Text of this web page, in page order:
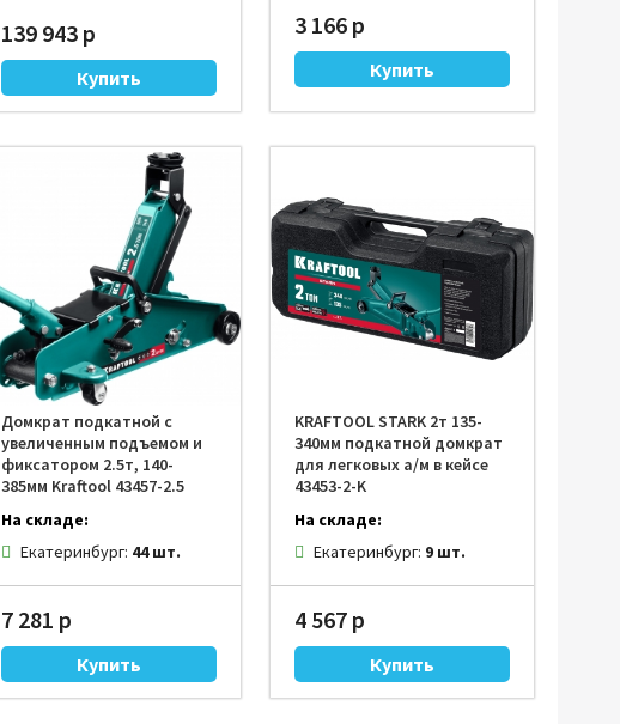
139 943 р 3 166 р
Домкрат подкатной с
увеличенным подъемом и
фиксатором 2.5т, 140-
385мм Kraftool 43457-2.5
На складе:
Екатеринбург: 44 шт.
7 281 р
KRAFTOOL STARK 2т 135-
340мм подкатной домкрат
для легковых а/м в кейсе
43453-2-K
На складе:
Екатеринбург: 9 шт.
4 567 р